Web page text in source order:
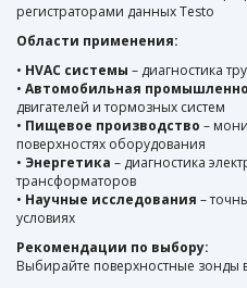
регистраторами данных Testo
Области применения:
• HVAC системы – диагностика
• Автомобильная
двигателей и тормозных систем
• Пищевое производство –
поверхностях оборудования
• Энергетика – диагностика
трансформаторов
• Научные исследования –
условиях
Рекомендации по выбору:
Выбирайте поверхностные зонды